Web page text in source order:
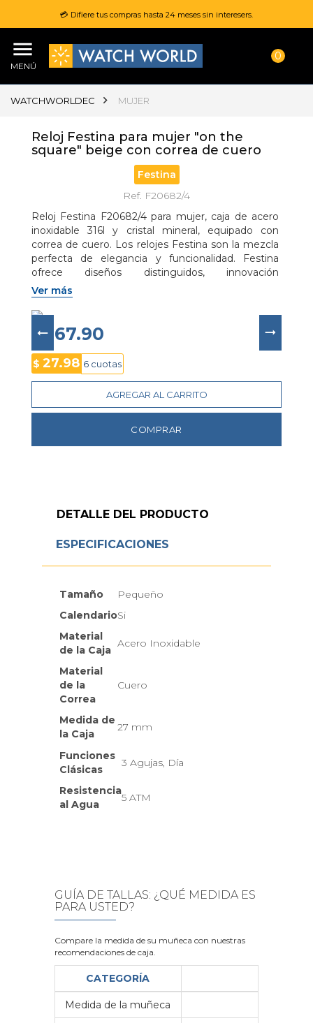
💳 Difiere tus compras hasta 24 meses sin interesers.
MENÚ
0
WATCHWORLDEC MUJER
Reloj Festina para mujer "on the
square" beige con correa de cuero
Festina
Ref. F20682/4
Reloj Festina F20682/4 para mujer, caja de acero
inoxidable 316l y cristal mineral, equipado con
correa de cuero. Los relojes Festina son la mezcla
perfecta de elegancia y funcionalidad. Festina
ofrece diseños distinguidos, innovación
tecnológica constante y una relación calidad-
precio excelente.
Ver más
$ 167.90
$ 27.98 6 cuotas
AGREGAR AL CARRITO
COMPRAR
DETALLE DEL PRODUCTO
ESPECIFICACIONES
Tamaño
Pequeño
CalendarioSi
Material
de la Caja
Acero Inoxidable
Material
de la
Correa
Cuero
Medida de
la Caja
27 mm
Funciones
Clásicas
3 Agujas, Día
Resistencia
al Agua
5 ATM
GUÍA DE TALLAS: ¿QUÉ MEDIDA ES
PARA USTED?
Compare la medida de su muñeca con nuestras
recomendaciones de caja.
CATEGORÍA
Medida de la muñeca